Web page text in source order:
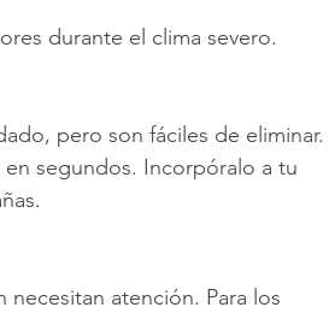
durante el clima severo.
pero son fáciles de eliminar.
segundos. Incorpóralo a tu
atención. Para los